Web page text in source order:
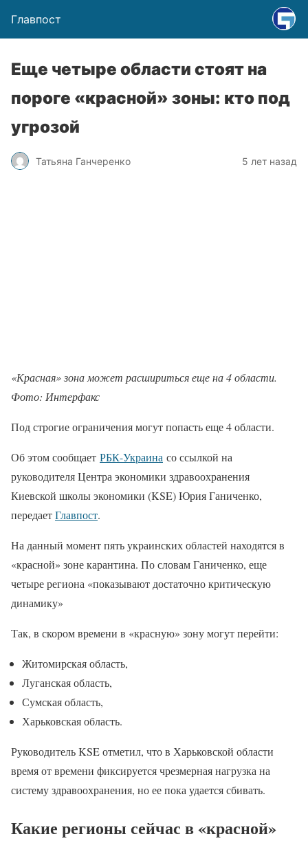
Главпост
Еще четыре области стоят на
пороге «красной» зоны: кто под
угрозой
Татьяна Ганчеренко 5 лет назад
«Красная» зона может расшириться еще на 4 области.
Фото: Интерфакс
Под строгие ограничения могут попасть еще 4 области.
Об этом сообщает РБК-Украина со ссылкой на
руководителя Центра экономики здравоохранения
Киевской школы экономики (KSE) Юрия Ганиченко,
передаетГлавпост.
На данный момент пять украинских областей находятся в
«красной» зоне карантина. По словам Ганиченко, еще
четыре региона «показывают достаточно критическую
динамику»
Так, в скором времени в «красную» зону могут перейти:
Житомирская область,
Луганская область,
Сумская область,
Харьковская область.
Руководитель KSE отметил, что в Харьковской области
время от времени фиксируется чрезмерная нагрузка на
систему здравоохранения, но ее пока удается сбивать.
Какие регионы сейчас в «красной»